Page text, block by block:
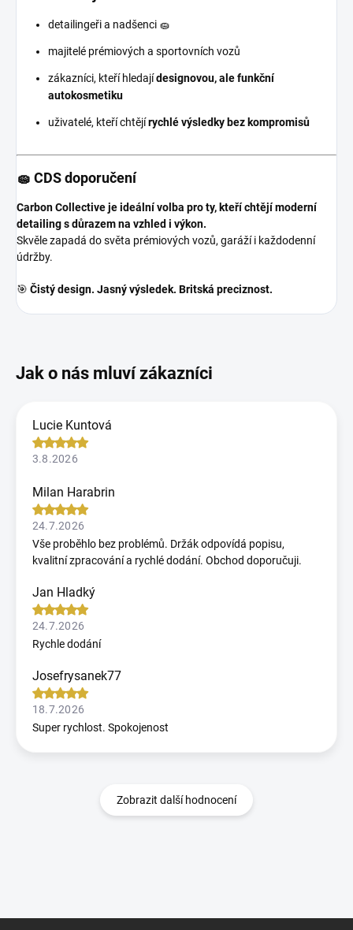
detailingeři a nadšenci 🧽
majitelé prémiových a sportovních vozů
zákazníci, kteří hledajídesignovou, ale funkční
autokosmetiku
uživatelé, kteří chtějírychlé výsledky bez kompromisů
🧽 CDS doporučení
Carbon Collective je ideální volba pro ty, kteří chtějí moderní
detailing s důrazem na vzhled i výkon.
Skvěle zapadá do světa prémiových vozů, garáží i každodenní
údržby.
🎯 Čistý design. Jasný výsledek. Britská preciznost.
Lucie Kuntová
3.8.2026
Milan Harabrin
24.7.2026
Vše proběhlo bez problémů. Držák odpovídá popisu,
kvalitní zpracování a rychlé dodání. Obchod doporučuji.
Jan Hladký
24.7.2026
Rychle dodání
Josefrysanek77
18.7.2026
Super rychlost. Spokojenost
Zobrazit další hodnocení